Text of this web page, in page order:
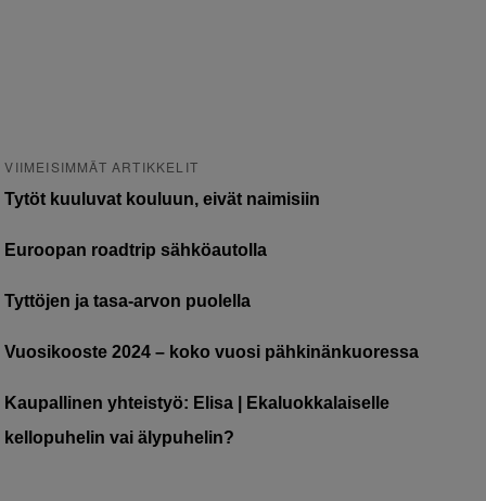
VIIMEISIMMÄT ARTIKKELIT
Tytöt kuuluvat kouluun, eivät naimisiin
Euroopan roadtrip sähköautolla
Tyttöjen ja tasa-arvon puolella
Vuosikooste 2024 – koko vuosi pähkinänkuoressa
Kaupallinen yhteistyö: Elisa | Ekaluokkalaiselle
kellopuhelin vai älypuhelin?